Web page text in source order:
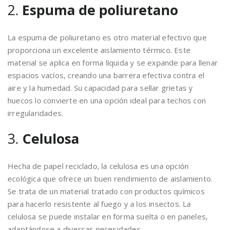
2. Espuma de poliuretano
La espuma de poliuretano es otro material efectivo que
proporciona un excelente aislamiento térmico. Este
material se aplica en forma líquida y se expande para llenar
espacios vacíos, creando una barrera efectiva contra el
aire y la humedad. Su capacidad para sellar grietas y
huecos lo convierte en una opción ideal para techos con
irregularidades.
3. Celulosa
Hecha de papel reciclado, la celulosa es una opción
ecológica que ofrece un buen rendimiento de aislamiento.
Se trata de un material tratado con productos químicos
para hacerlo resistente al fuego y a los insectos. La
celulosa se puede instalar en forma suelta o en paneles,